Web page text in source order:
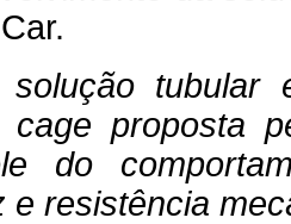
solução
cage proposta
do
e resistência